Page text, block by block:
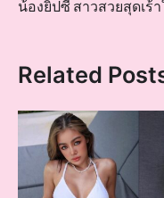
navigation
น้องยิปซี สาวสวยสุดเร้า
Related